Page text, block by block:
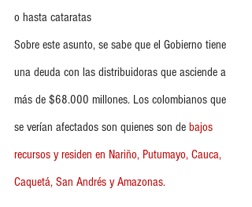
o hasta cataratas
Sobre este asunto, se sabe que el Gobierno tiene
una deuda con las distribuidoras que asciende a
más de $68.000 millones. Los colombianos que
se verían afectados son quienes son de bajos
recursos y residen en Nariño, Putumayo, Cauca,
Caquetá, San Andrés y Amazonas.